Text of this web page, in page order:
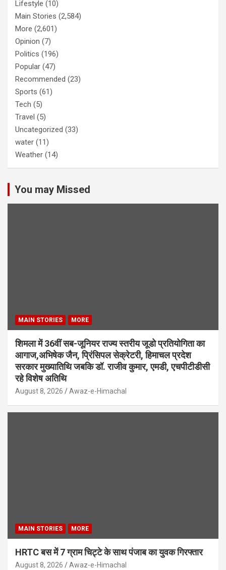
Lifestyle (10)
Main Stories (2,584)
More (2,601)
Opinion (7)
Politics (196)
Popular (47)
Recommended (23)
Sports (61)
Tech (5)
Travel (5)
Uncategorized (33)
water (11)
Weather (14)
You may Missed
MAIN STORIES MORE
शिमला में 36वीं सब-जूनियर राज्य स्तरीय जूडो प्रतियोगिता का
आगाज,अभिषेक जैन, प्रिंसिपल सेक्रेटरी, हिमाचल प्रदेश
सरकार मुख्यातिथि जबकि डॉ. राजीव कुमार, एमडी, एचपीटीडीसी
रहे विशेष अतिथि
August 8, 2026 Awaz-e-Himachal
MAIN STORIES MORE
HRTC बस में 7 ग्राम चिट्टे के साथ पंजाब का युवक गिरफ्तार
August 8, 2026 Awaz-e-Himachal